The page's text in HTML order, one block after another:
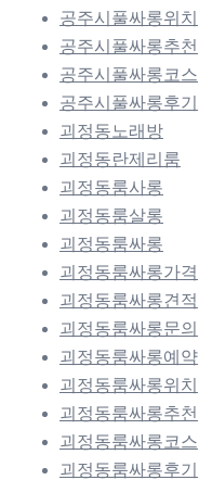
공주시풀싸롱위치
공주시풀싸롱추천
공주시풀싸롱코스
공주시풀싸롱후기
괴정동노래방
괴정동란제리룸
괴정동룸사롱
괴정동룸살롱
괴정동룸싸롱
괴정동룸싸롱가격
괴정동룸싸롱견적
괴정동룸싸롱문의
괴정동룸싸롱예약
괴정동룸싸롱위치
괴정동룸싸롱추천
괴정동룸싸롱코스
괴정동룸싸롱후기